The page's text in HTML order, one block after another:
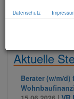
Aktuelle
Berater (w/m/
Datenschutz